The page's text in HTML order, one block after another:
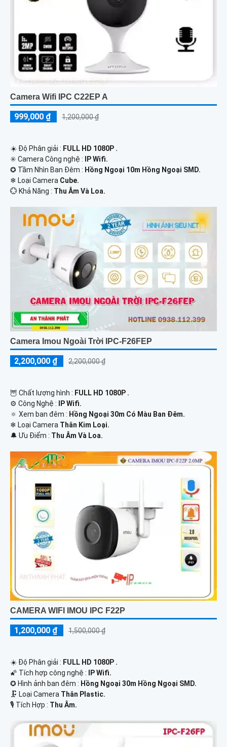
Camera Wifi IPC C22EP A
999,000 ₫ 1,200,000 ₫
☀️ Độ Phân giải : FULL HD 1080P .
✳️ Camera Công nghệ :
IP Wifi.
✪ Tầm Nhìn Ban Đêm : Hồng Ngoại 10m Hồng Ngoại SMD.
❄ Loại Camera Cube.
️💮 Khả Năng : Thu Âm Và Loa.
Camera Imou Ngoài Trời IPC-F26FEP
2,200,000 ₫ 2,200,000 ₫
🦉 Chất lượng hình : FULL HD 1080P .
⚙ Công Nghệ :
IP Wifi.
🔅 Xem ban đêm : Hồng Ngoại 30m Có Màu Ban Đêm.
❄ Loại Camera Thân Kim Loại.
️🔔 Ưu Điểm : Thu Âm Và Loa.
CAMERA WIFI IMOU IPC F22P
1,200,000 ₫ 1,500,000 ₫
☀️ Độ Phân giải : FULL HD 1080P .
🌠 Tích hợp công nghệ :
IP Wifi.
✪ Hình ảnh ban đêm : Hồng Ngoại 30m Hồng Ngoại SMD.
🗜️ Loại Camera Thân Plastic.
️🎙 Tích Hợp : Thu Âm.